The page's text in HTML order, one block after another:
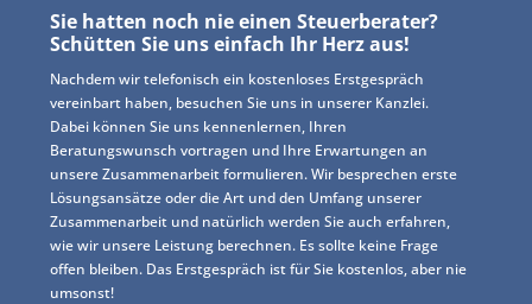
Sie hatten noch nie einen Steuerberater?
Schütten Sie uns einfach Ihr Herz aus!
Nachdem wir telefonisch ein kostenloses Erstgespräch
vereinbart haben, besuchen Sie uns in unserer Kanzlei.
Dabei können Sie uns kennenlernen, Ihren
Beratungswunsch vortragen und Ihre Erwartungen an
unsere Zusammenarbeit formulieren. Wir besprechen erste
Lösungsansätze oder die Art und den Umfang unserer
Zusammenarbeit und natürlich werden Sie auch erfahren,
wie wir unsere Leistung berechnen. Es sollte keine Frage
offen bleiben. Das Erstgespräch ist für Sie kostenlos, aber nie
umsonst!